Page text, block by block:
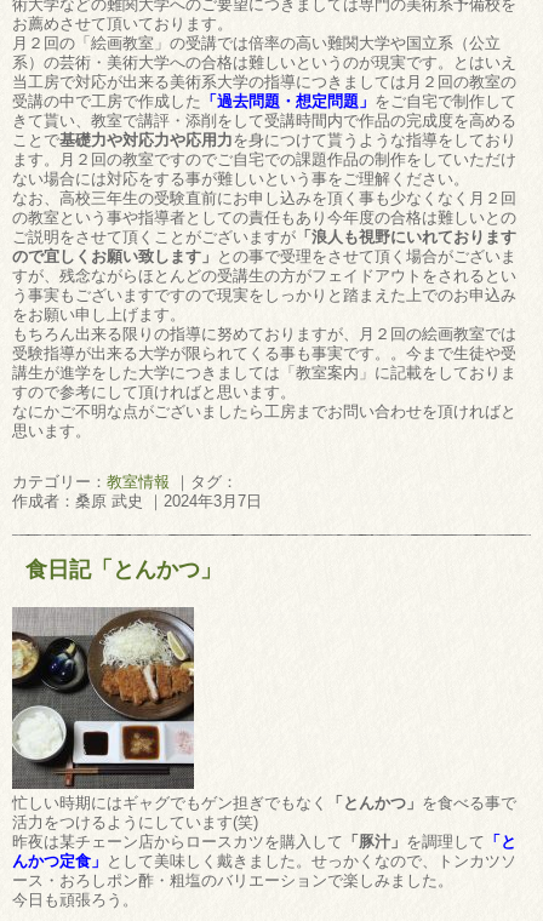
術大学などの難関大学へのご要望につきましては専門の美術系予備校を
お薦めさせて頂いております。
月２回の「絵画教室」の受講では倍率の高い難関大学や国立系（公立
系）の芸術・美術大学への合格は難しいというのが現実です。とはいえ
当工房で対応が出来る美術系大学の指導につきましては月２回の教室の
受講の中で工房で作成した 「過去問題・想定問題」 をご自宅で制作して
きて貰い、教室で講評・添削をして受講時間内で作品の完成度を高める
ことで基礎力や対応力や応用力を身につけて貰うような指導をしており
ます。月２回の教室ですのでご自宅での課題作品の制作をしていただけ
ない場合には対応をする事が難しいという事をご理解ください。
なお、高校三年生の受験直前にお申し込みを頂く事も少なくなく月２回
の教室という事や指導者としての責任もあり今年度の合格は難しいとの
ご説明をさせて頂くことがございますが 「浪人も視野にいれております
ので宜しくお願い致します」 との事で受理をさせて頂く場合がございま
すが、残念ながらほとんどの受講生の方がフェイドアウトをされるとい
う事実もございますですので現実をしっかりと踏まえた上でのお申込み
をお願い申し上げます。
もちろん出来る限りの指導に努めておりますが、月２回の絵画教室では
受験指導が出来る大学が限られてくる事も事実です。。今まで生徒や受
講生が進学をした大学につきましては「教室案内」に記載をしておりま
すので参考にして頂ければと思います。
なにかご不明な点がございましたら工房までお問い合わせを頂ければと
思います。
カテゴリー： 教室情報 ｜タグ：
作成者：桑原 武史 ｜2024年3月7日
食日記「とんかつ」
忙しい時期にはギャグでもゲン担ぎでもなく 「とんかつ」 を食べる事で
活力をつけるようにしています(笑)
昨夜は某チェーン店からロースカツを購入して 「豚汁」 を調理して 「と
んかつ定食」 として美味しく戴きました。せっかくなので、トンカツソ
ース・おろしポン酢・粗塩のバリエーションで楽しみました。
今日も頑張ろう。